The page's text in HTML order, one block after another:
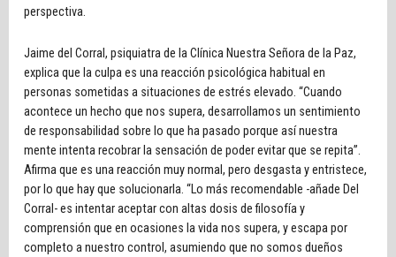
perspectiva.
Jaime del Corral, psiquiatra de la Clínica Nuestra Señora de la Paz,
explica que la culpa es una reacción psicológica habitual en
personas sometidas a situaciones de estrés elevado. “Cuando
acontece un hecho que nos supera, desarrollamos un sentimiento
de responsabilidad sobre lo que ha pasado porque así nuestra
mente intenta recobrar la sensación de poder evitar que se repita”.
Afirma que es una reacción muy normal, pero desgasta y entristece,
por lo que hay que solucionarla. “Lo más recomendable -añade Del
Corral- es intentar aceptar con altas dosis de filosofía y
comprensión que en ocasiones la vida nos supera, y escapa por
completo a nuestro control, asumiendo que no somos dueños